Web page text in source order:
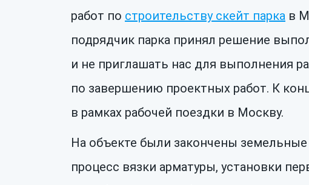
работ по строительству скейт парка в
подрядчик парка принял решение
и не приглашать нас для выполнения
по завершению проектных работ. К
в рамках рабочей поездки в Москву.
На объекте были закончены
процесс вязки арматуры, установки